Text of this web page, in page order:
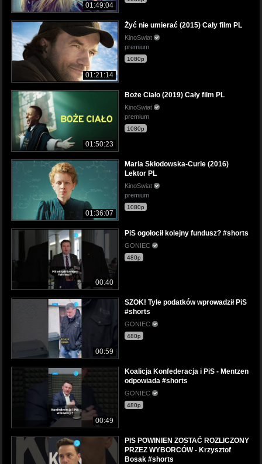
01:49:04
01:21:14
Żyć nie umierać (2015) Cały film PL
KinoSwiat
premium
1080p
01:50:23
Boże Ciało (2019) Cały film PL
KinoSwiat
premium
1080p
01:36:07
Maria Skłodowska-Curie (2016)
Lektor PL
KinoSwiat
premium
1080p
00:40
PiS ogołocił kolejny fundusz? #shorts
GONIEC
480p
00:59
SZOK! Tyle podatków wprowadził PiS
#shorts
GONIEC
480p
00:49
Koalicja Konfederacja i PiS - Mentzen
odpowiada #shorts
GONIEC
480p
PIS POWINIEN ZOSTAĆ ROZLICZONY
PRZEZ WYBORCÓW - Krzysztof
Bosak #shorts